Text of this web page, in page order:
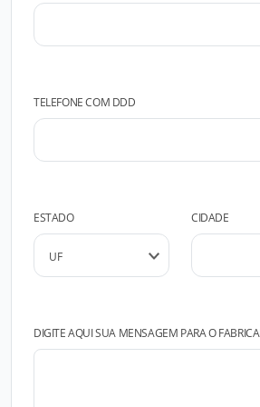
TELEFONE COM DDD
ESTADO CIDADE
DIGITE AQUI SUA MENSAGEM PARA O